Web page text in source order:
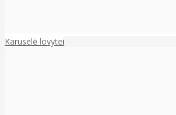
Karuselė lovytei